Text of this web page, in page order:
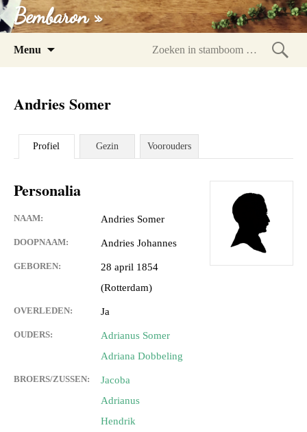
Bembaron »
Menu
Andries Somer
Profiel Gezin Voorouders
Personalia
NAAM: Andries Somer
DOOPNAAM: Andries Johannes
GEBOREN:
28 april 1854
(Rotterdam)
OVERLEDEN: Ja
OUDERS:
Adrianus Somer
Adriana Dobbeling
BROERS/ZUSSEN:
Jacoba
Adrianus
Hendrik